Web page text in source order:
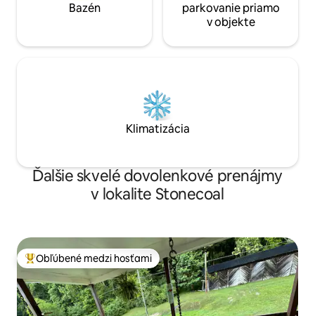
Bazén
parkovanie priamo
v objekte
Klimatizácia
Ďalšie skvelé dovolenkové prenájmy
v lokalite Stonecoal
Najobľúbenejšie medzi hosťami
Obľúbené medzi hosťami